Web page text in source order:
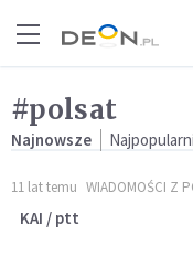
#polsat
Najnowsze
11 lat temu WIADOMOŚCI Z
KAI / ptt